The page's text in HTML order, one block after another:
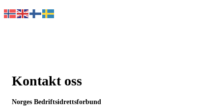
Kontakt oss
Norges Bedriftsidrettsforbund